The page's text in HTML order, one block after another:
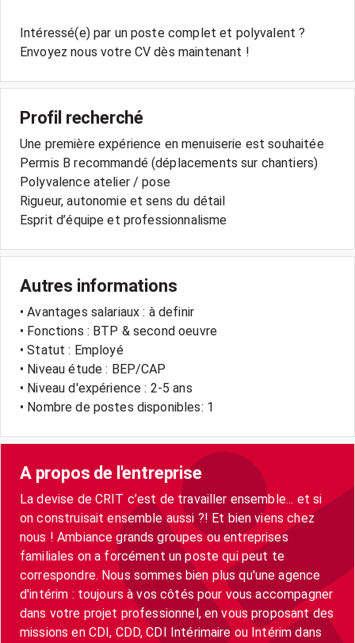
Intéressé(e) par un poste complet et polyvalent ?
Envoyez nous votre CV dès maintenant !
Profil recherché
Une première expérience en menuiserie est souhaitée
Permis B recommandé (déplacements sur chantiers)
Polyvalence atelier / pose
Rigueur, autonomie et sens du détail
Esprit d’équipe et professionnalisme
Autres informations
• Avantages salariaux : à definir
• Fonctions : BTP & second oeuvre
• Statut : Employé
• Niveau étude : BEP/CAP
• Niveau d'expérience : 2-5 ans
• Nombre de postes disponibles: 1
A propos de l'entreprise
La devise de CRIT c’est de travailler ensemble... et si
on construisait ensemble aussi ?! Et bien viens chez
nous ! Ambiance grands groupes ou entreprises
familiales on a forcément un poste qui peut te
correspondre. Nous sommes bien plus qu'une agence
d'intérim : toujours à vos côtés pour vous accompagner
dans votre projet professionnel, en vous proposant des
missions en CDI, CDD, CDI Intérimaire ou Intérim dans